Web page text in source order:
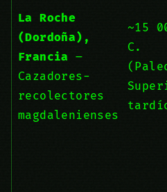
La Roche
(Dordoña),
Francia –
Cazadores-
recolectores
magdalenienses
~15
C.